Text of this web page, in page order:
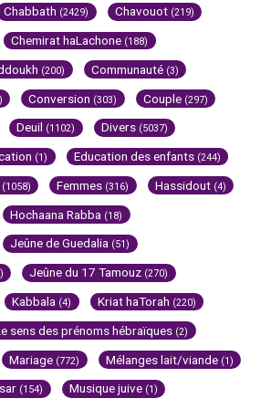
Chabbath (2429) Chavouot (219)
Chemirat haLachone (188)
(200) Communauté (3)
Conversion (303) Couple (297)
Deuil (1102) Divers (5037)
(1) Education des enfants (244)
(1058) Femmes (316) Hassidout (4)
Hochaana Rabba (18)
Jeûne de Guedalia (51)
Jeûne du 17 Tamouz (270)
Kabbala (4) Kriat haTorah (220)
sens des prénoms hébraïques (2)
Mariage (772) Mélanges lait/viande (1)
(154) Musique juive (1)